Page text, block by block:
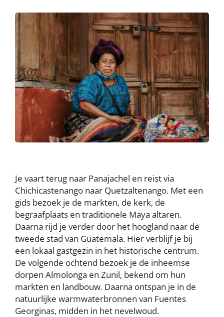
Je vaart terug naar Panajachel en reist via
Chichicastenango naar Quetzaltenango. Met een
gids bezoek je de markten, de kerk, de
begraafplaats en traditionele Maya altaren.
Daarna rijd je verder door het hoogland naar de
tweede stad van Guatemala. Hier verblijf je bij
een lokaal gastgezin in het historische centrum.
De volgende ochtend bezoek je de inheemse
dorpen Almolonga en Zunil, bekend om hun
markten en landbouw. Daarna ontspan je in de
natuurlijke warmwaterbronnen van Fuentes
Georginas, midden in het nevelwoud.